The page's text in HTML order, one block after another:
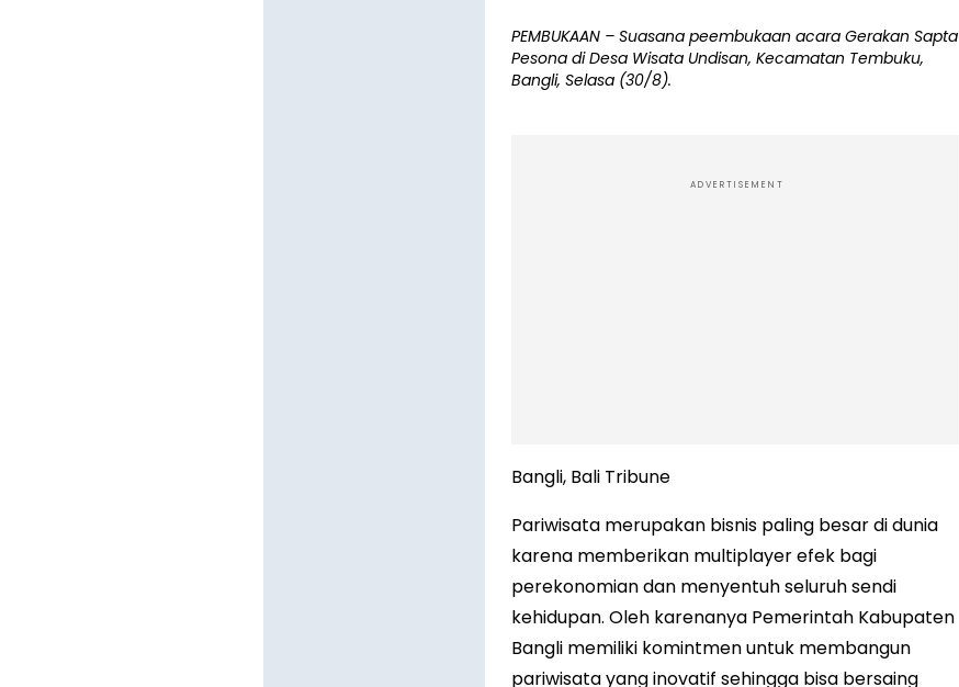
PEMBUKAAN – Suasana peembukaan acara Gerakan Sapta
Pesona di Desa Wisata Undisan, Kecamatan Tembuku,
Bangli, Selasa (30/8).
ADVERTISEMENT
Bangli, Bali Tribune
Pariwisata merupakan bisnis paling besar di dunia
karena memberikan multiplayer efek bagi
perekonomian dan menyentuh seluruh sendi
kehidupan. Oleh karenanya Pemerintah Kabupaten
Bangli memiliki komintmen untuk membangun
pariwisata yang inovatif sehingga bisa bersaing